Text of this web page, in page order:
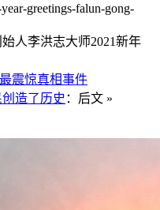
greetings-falun-gong-
人李洪志大师2021新年
震惊真相事件
造了历史 ：后文 »